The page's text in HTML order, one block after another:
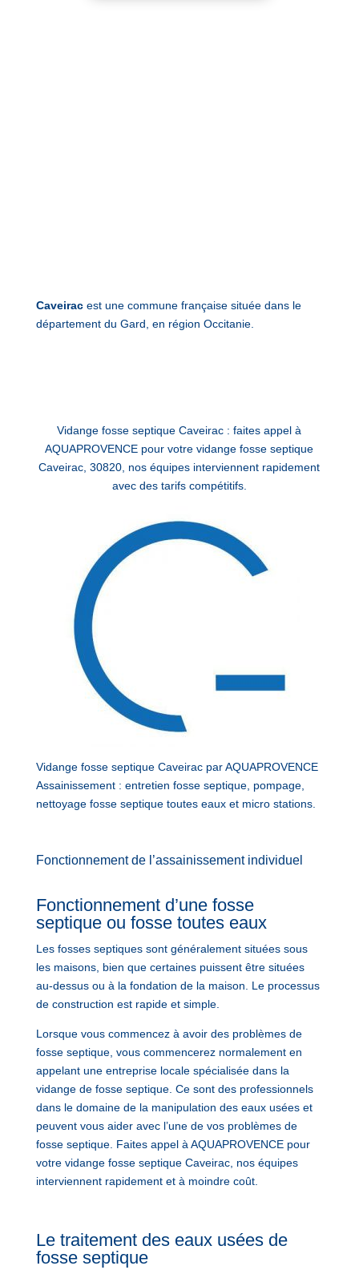
Caveiracest une commune française située dans le
département du Gard, en région Occitanie.
Vidange fosse septique Caveirac : faites appel à
AQUAPROVENCE pour votre vidange fosse septique
Caveirac, 30820, nos équipes interviennent rapidement
avec des tarifs compétitifs.
Vidange fosse septique Caveirac par AQUAPROVENCE
Assainissement : entretien fosse septique, pompage,
nettoyage fosse septique toutes eaux et micro stations.
Fonctionnement de l’assainissement individuel
Fonctionnement d’une fosse
septique ou fosse toutes eaux
Les fosses septiques sont généralement situées sous
les maisons, bien que certaines puissent être situées
au-dessus ou à la fondation de la maison. Le processus
de construction est rapide et simple.
Lorsque vous commencez à avoir des problèmes de
fosse septique, vous commencerez normalement en
appelant une entreprise locale spécialisée dans la
vidange de fosse septique. Ce sont des professionnels
dans le domaine de la manipulation des eaux usées et
peuvent vous aider avec l’une de vos problèmes de
fosse septique. Faites appel à AQUAPROVENCE pour
votre vidange fosse septique Caveirac, nos équipes
interviennent rapidement et à moindre coût.
Le traitement des eaux usées de
fosse septique